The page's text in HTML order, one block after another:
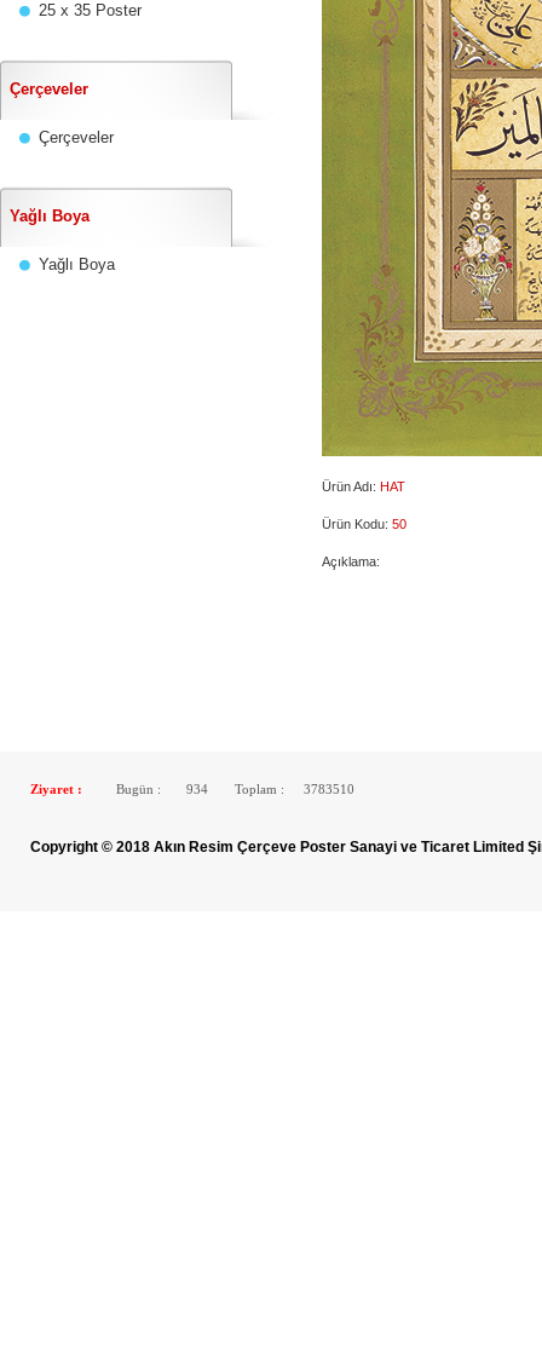
25 x 35 Poster
Çerçeveler
Çerçeveler
Yağlı Boya
Yağlı Boya
Ürün Adı: HAT
Ürün Kodu: 50
Açıklama:
Ziyaret : Bugün : 934 Toplam : 3783510
Copyright © 2018 Akın Resim Çerçeve Poster Sanayi ve Ticaret Limited